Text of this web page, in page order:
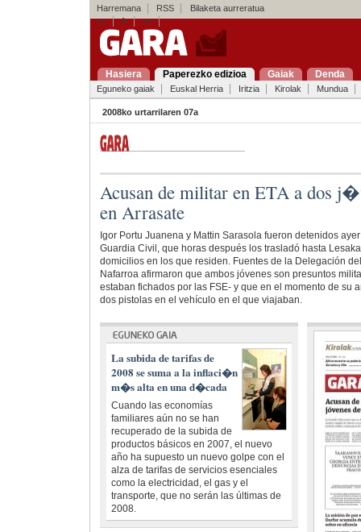
Harremana RSS
Bilaketa aurreratua
es
fr en
Hasiera Paperezko edizioa Gaiak Denda
Eguneko gaiak Euskal Herria Iritzia Kirolak Mundua
2008ko urtarrilaren 07a
Acusan de militar en ETA a dos
en Arrasate
Igor Portu Juanena y Mattin Sarasola fueron detenidos
Guardia Civil, que horas después los trasladó hasta
domicilios en los que residen. Fuentes de la Delegación
Nafarroa afirmaron que ambos jóvenes son presuntos
estaban fichados por las FSE- y que en el momento de su
dos pistolas en el vehículo en el que viajaban.
La subida de tarifas de
2008 se suma a la inflaci�n
m�s alta en una d�cada
Cuando las economías
familiares aún no se han
recuperado de la subida de
productos básicos en 2007, el nuevo
año ha supuesto un nuevo golpe con el
alza de tarifas de servicios esenciales
como la electricidad, el gas y el
transporte, que no serán las últimas de
2008.